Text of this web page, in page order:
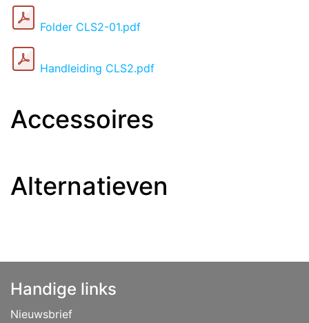
Folder CLS2-01.pdf
Handleiding CLS2.pdf
Accessoires
Alternatieven
Handige links
Nieuwsbrief